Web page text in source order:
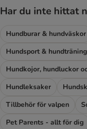
Har du inte hittat
Hundburar & hundväskor
Hundsport & hundträning
Hundleksaker
Tillbehör för valpen
Pet Parents - allt för dig